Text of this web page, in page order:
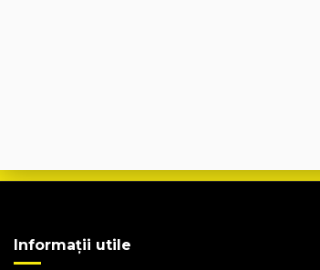
Informații utile